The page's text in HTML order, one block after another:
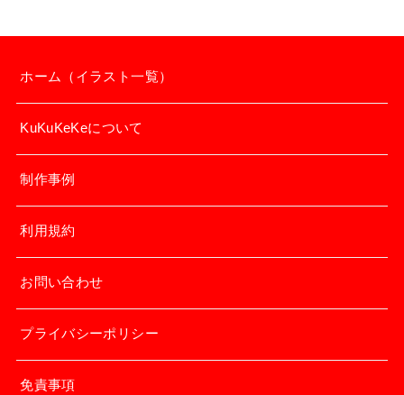
ホーム（イラスト一覧）
KuKuKeKeについて
制作事例
利用規約
お問い合わせ
プライバシーポリシー
免責事項